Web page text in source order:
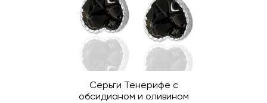
Серьги Тенерифе с
обсидианом и оливином